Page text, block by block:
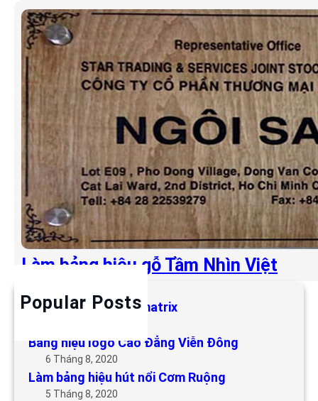
Làm bảng hiệu gỗ Tầm Nhìn Việt
Popular Posts
Làm bảng hiệu LED matrix
Bảng hiệu logo Cao Đẳng Viễn Đông
6 Tháng 8, 2020
Làm bảng hiệu hút nổi Cơm Ruộng
5 Tháng 8, 2020